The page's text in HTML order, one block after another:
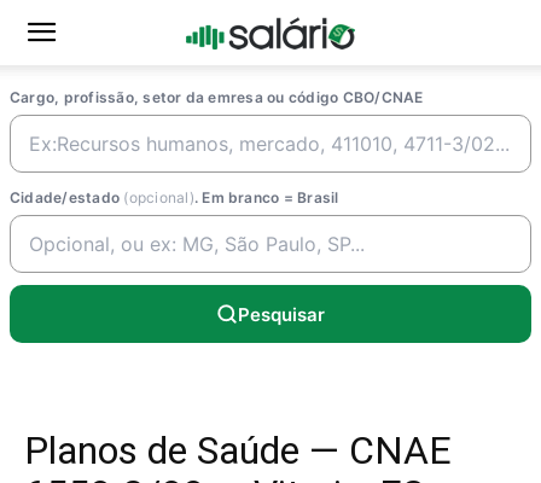
Cargo, profissão, setor da emresa ou código CBO/CNAE
Cidade/estado (opcional). Em branco = Brasil
Pesquisar
Planos de Saúde — CNAE